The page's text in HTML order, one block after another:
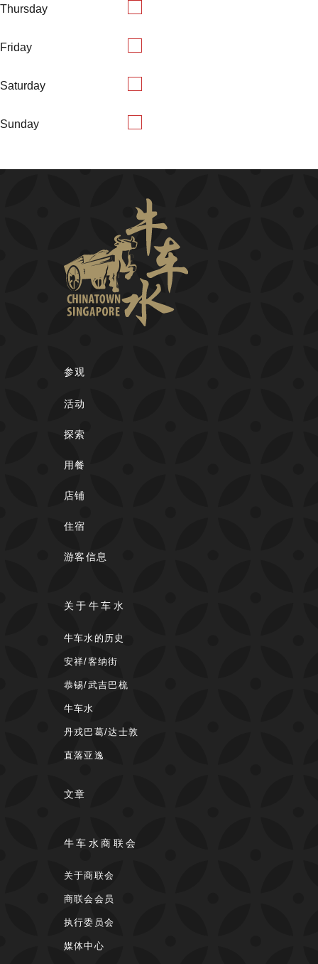
Thursday
Friday
Saturday
Sunday
参观
活动
探索
用餐
店铺
住宿
游客信息
关于牛车水
牛车水的历史
安祥/客纳街
恭锡/武吉巴梳
牛车水
丹戎巴葛/达士敦
直落亚逸
文章
牛车水商联会
关于商联会
商联会会员
执行委员会
媒体中心